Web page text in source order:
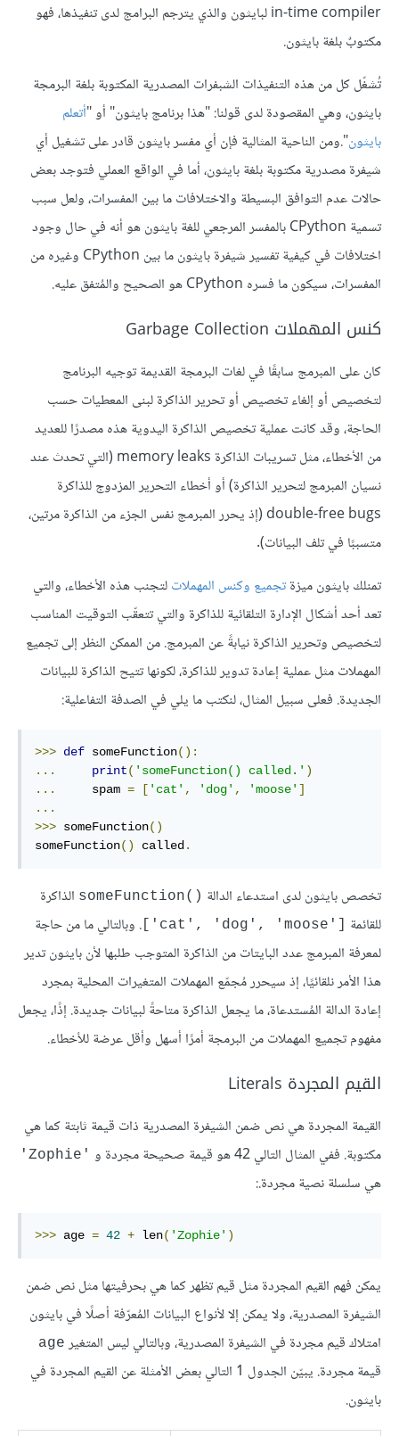
in-time compiler لبايثون والذي يترجم البرامج لدى تنفيذها، فهو
مكتوبٌ بلغة بايثون.
تُشغّل كل من هذه التنفيذات الشبفرات المصدرية المكتوبة بلغة البرمجة
بايثون، وهي المقصودة لدى قولنا: "هذا برنامج بايثون" أو "أتعلم
بايثون".ومن الناحية المثالية فإن أي مفسر بايثون قادر على تشغيل أي
شيفرة مصدرية مكتوبة بلغة بايثون، أما في الواقع العملي فتوجد بعض
حالات عدم التوافق البسيطة والاختلافات ما بين المفسرات، ولعل سبب
تسمية CPython بالمفسر المرجعي للغة بايثون هو أنه في حال وجود
اختلافات في كيفية تفسير شيفرة بايثون ما بين CPython وغيره من
المفسرات، سيكون ما فسره CPython هو الصحيح والمُتفق عليه.
كنس المهملات Garbage Collection
كان على المبرمج سابقًا في لغات البرمجة القديمة توجيه البرنامج
لتخصيص أو إلغاء تخصيص أو تحرير الذاكرة لبنى المعطيات حسب
الحاجة، وقد كانت عملية تخصيص الذاكرة اليدوية هذه مصدرًا للعديد
من الأخطاء، مثل تسريبات الذاكرة memory leaks (التي تحدث عند
نسيان المبرمج لتحرير الذاكرة) أو أخطاء التحرير المزدوج للذاكرة
double-free bugs (إذ يحرر المبرمج نفس الجزء من الذاكرة مرتين،
متسببًا في تلف البيانات).
تمنلك بايثون ميزةتجميع وكنس المهملاتلتجنب هذه الأخطاء، والتي
تعد أحد أشكال الإدارة التلقائية للذاكرة والتي تتعقّب التوقيت المناسب
لتخصيص وتحرير الذاكرة نيابةً عن المبرمج. من الممكن النظر إلى تجميع
المهملات مثل عملية إعادة تدوير للذاكرة، لكونها تتيح الذاكرة للبيانات
الجديدة. فعلى سبيل المثال، لنكتب ما يلي في الصدفة التفاعلية:
>>> def someFunction():
...
print( 'someFunction() called.' )
...
     spam
= [ 'cat' , 'dog' , 'moose' ]
...
>>> someFunction()
someFunction() called .
تخصص بايثون لدى استدعاء الدالة ()someFunction
الذاكرة
للقائمة
['cat', 'dog', 'moose']
. وبالتالي ما من حاجة
لمعرفة المبرمج عدد البايتات من الذاكرة المتوجب طلبها لأن بايثون تدير
هذا الأمر نلقائيًا، إذ سيحرر مُجمّع المهملات المتغيرات المحلية بمجرد
إعادة الدالة المُستدعاة، ما يجعل الذاكرة متاحةً لبيانات جديدة. إذًا، يجعل
مفهوم تجميع المهملات من البرمجة أمرًا أسهل وأقل عرضة للأخطاء.
القيم المجردة Literals
القيمة المجردة هي نص ضمن الشيفرة المصدرية ذات قيمة ثابتة كما هي
مكتوبة. ففي المثال التالي 42 هو قيمة صحيحة مجردة و
'Zophie'
هي سلسلة نصية مجردة.:
>>> age = 42 + len( 'Zophie' )
يمكن فهم القيم المجردة مثل قيم تظهر كما هي بحرفيتها مثل نص ضمن
الشيفرة المصدرية، ولا يمكن إلا لأنواع البيانات المُعرّفة أصلًا في بايثون
امتلاك قيم مجردة في الشيفرة المصدرية، وبالتالي ليس المتغير age
قيمة مجردة. يبيّن الجدول 1 التالي بعض الأمثلة عن القيم المجردة في
بايثون.